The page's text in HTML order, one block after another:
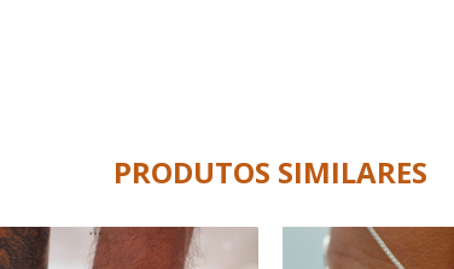
PRODUTOS SIMILARES